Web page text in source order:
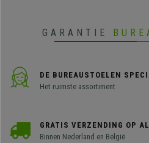
GARANTIE
DE BUREAUSTOELEN
Het ruimste assortiment
GRATIS VERZENDING OP
Binnen Nederland en België